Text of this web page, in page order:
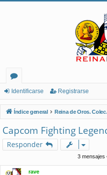
or
os
Identificarse Registrarse
Índice general Reina
Capcom Fighting
Responder
3 mensajes
rave